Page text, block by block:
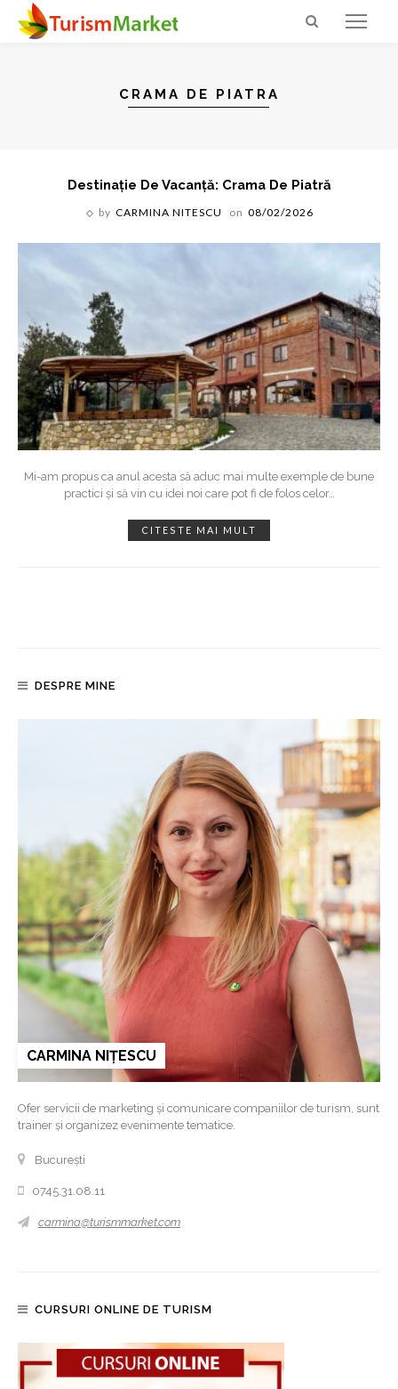
CRAMA DE PIATRA
Destinație De Vacanță: Crama De Piatră
by CARMINA NITESCU on 08/02/2026
Mi-am propus ca anul acesta să aduc mai multe exemple de bune
practici și să vin cu idei noi care pot fi de folos celor…
CITESTE MAI MULT
DESPRE MINE
CARMINA NIȚESCU
Ofer servicii de marketing și comunicare companiilor de turism, sunt
trainer și organizez evenimente tematice.
București
0745.31.08.11
carmina@turismmarket.com
CURSURI ONLINE DE TURISM